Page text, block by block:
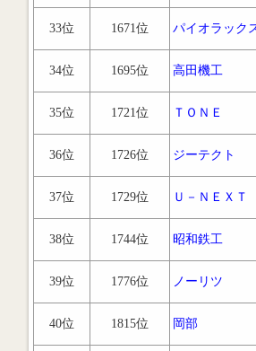
33位 1671位 パイオラック
34位 1695位 高田機工
35位 1721位 ＴＯＮＥ
36位 1726位 ジーテクト
37位 1729位 Ｕ－ＮＥＸＴ
38位 1744位 昭和鉄工
39位 1776位 ノーリツ
40位 1815位 岡部